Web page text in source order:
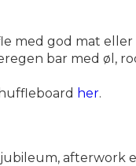
med god mat eller
bar med øl,
her.
afterwork